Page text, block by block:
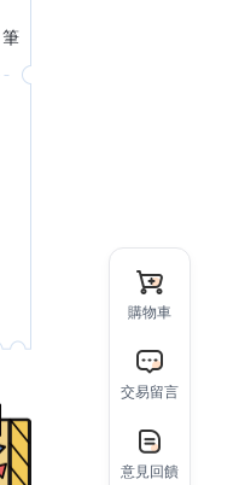
筆
購物車
交易留言
意見回饋